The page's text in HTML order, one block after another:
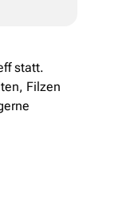
statt.
Filzen